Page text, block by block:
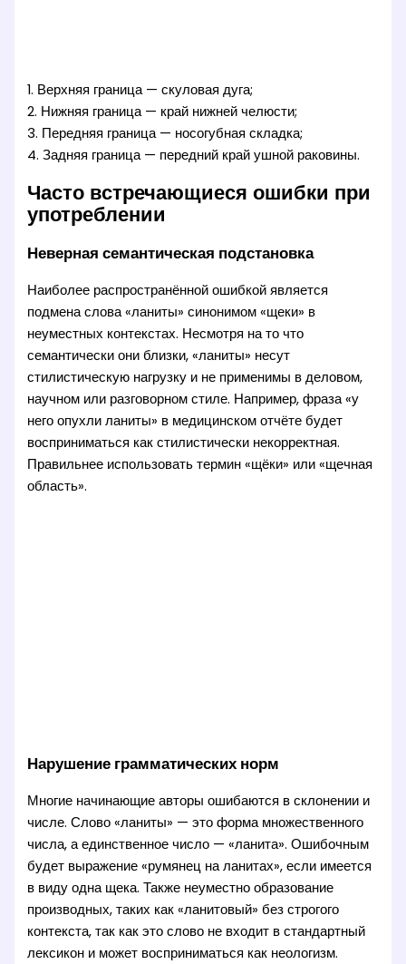
1. Верхняя граница — скуловая дуга;
2. Нижняя граница — край нижней челюсти;
3. Передняя граница — носогубная складка;
4. Задняя граница — передний край ушной раковины.
Часто встречающиеся ошибки при
употреблении
Неверная семантическая подстановка
Наиболее распространённой ошибкой является
подмена слова «ланиты» синонимом «щеки» в
неуместных контекстах. Несмотря на то что
семантически они близки, «ланиты» несут
стилистическую нагрузку и не применимы в деловом,
научном или разговорном стиле. Например, фраза «у
него опухли ланиты» в медицинском отчёте будет
восприниматься как стилистически некорректная.
Правильнее использовать термин «щёки» или «щечная
область».
Нарушение грамматических норм
Многие начинающие авторы ошибаются в склонении и
числе. Слово «ланиты» — это форма множественного
числа, а единственное число — «ланита». Ошибочным
будет выражение «румянец на ланитах», если имеется
в виду одна щека. Также неуместно образование
производных, таких как «ланитовый» без строгого
контекста, так как это слово не входит в стандартный
лексикон и может восприниматься как неологизм.